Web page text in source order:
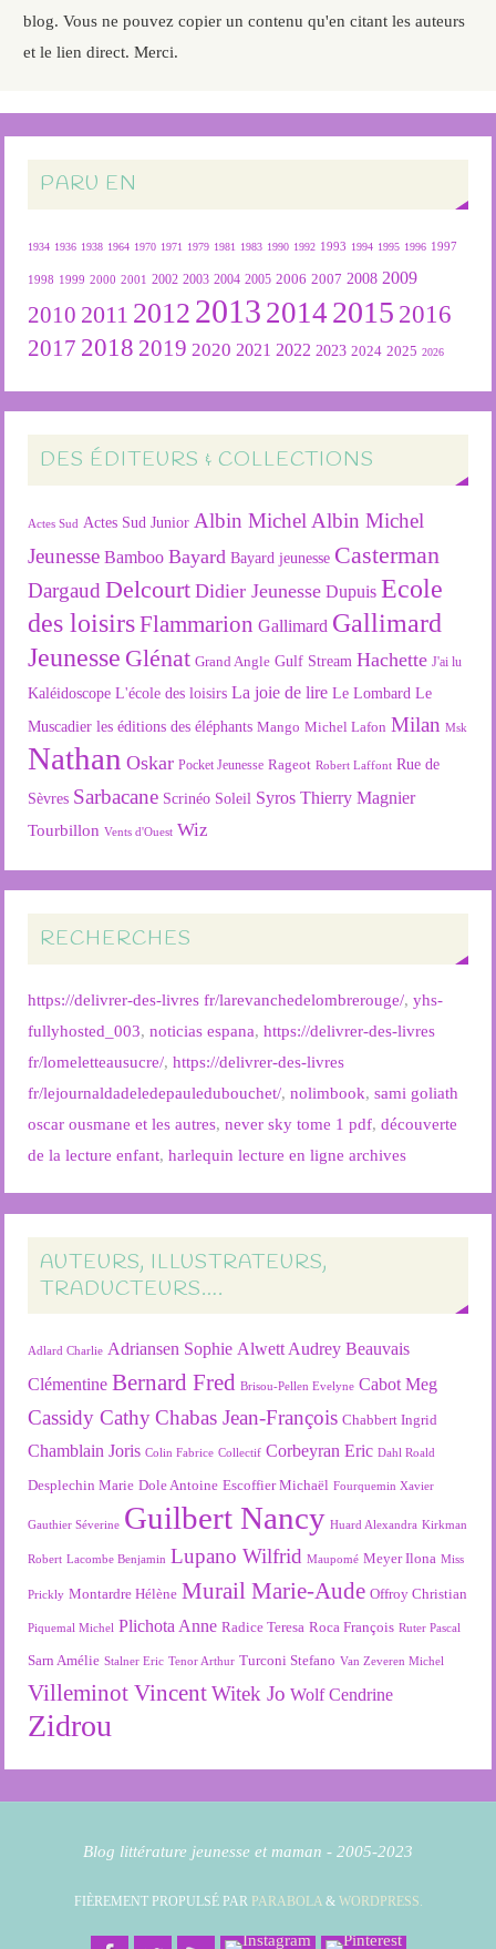
blog. Vous ne pouvez copier un contenu qu'en citant les auteurs
et le lien direct. Merci.
PARU EN
1934 1936 1938 1964 1970 1971 1979 1981 1983 1990 1992 1993 1994 1995 1996 1997
1998 1999 2000 2001 2002 2003 2004 2005 2006 2007 2008 2009
2010 2011 2012 2013 2014 2015 2016
2017 2018 2019 2020 2021 2022 2023 2024 2025 2026
DES ÉDITEURS & COLLECTIONS
Actes Sud Actes Sud Junior Albin Michel Albin Michel
Jeunesse Bamboo Bayard Bayard jeunesse Casterman
Dargaud Delcourt Didier Jeunesse Dupuis Ecole
des loisirsFlammarion Gallimard Gallimard
Jeunesse Glénat Grand Angle Gulf Stream Hachette J'ai lu
Kaléidoscope L'école des loisirs La joie de lire Le Lombard Le
Muscadier les éditions des éléphants Mango Michel Lafon Milan Msk
Nathan Oskar Pocket Jeunesse Rageot Robert Laffont Rue de
Sèvres Sarbacane Scrinéo Soleil Syros Thierry Magnier
Tourbillon Vents d'Ouest Wiz
RECHERCHES
https://delivrer-des-livres fr/larevanchedelombrerouge/,yhs-
fullyhosted_003,noticias espana,https://delivrer-des-livres
fr/lomeletteausucre/,https://delivrer-des-livres
fr/lejournaldadeledepauledubouchet/,nolimbook,sami goliath
oscar ousmane et les autres,never sky tome 1 pdf,découverte
de la lecture enfant,harlequin lecture en ligne archives
AUTEURS, ILLUSTRATEURS,
TRADUCTEURS….
Adlard Charlie Adriansen Sophie Alwett Audrey Beauvais
Clémentine Bernard Fred Brisou-Pellen Evelyne Cabot Meg
Cassidy Cathy Chabas Jean-François Chabbert Ingrid
Chamblain Joris Colin Fabrice Collectif Corbeyran Eric Dahl Roald
Desplechin Marie Dole Antoine Escoffier Michaël Fourquemin Xavier
Gauthier Séverine Guilbert Nancy Huard Alexandra Kirkman
Robert Lacombe Benjamin Lupano Wilfrid Maupomé Meyer Ilona Miss
Prickly Montardre Hélène Murail Marie-Aude Offroy Christian
Piquemal Michel Plichota Anne Radice Teresa Roca François Ruter Pascal
Sarn Amélie Stalner Eric Tenor Arthur Turconi Stefano Van Zeveren Michel
Villeminot Vincent Witek Jo Wolf Cendrine
Zidrou
Blog littérature jeunesse et maman - 2005-2023
FIÈREMENT PROPULSÉ PAR PARABOLA& WORDPRESS.